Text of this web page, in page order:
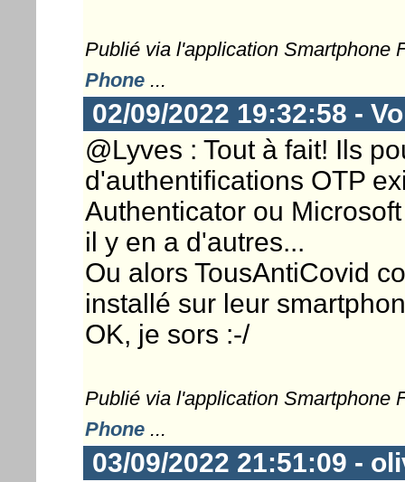
Publié via l'application Smartphone
Phone...
02/09/2022 19:32:58 -
@Lyves : Tout à fait! Ils
d'authentifications OTP
Authenticator ou
il y en a d'autres...
Ou alors TousAntiCovid
installé sur leur
OK, je sors :-/
Publié via l'application Smartphone
Phone...
03/09/2022 21:51:09 -